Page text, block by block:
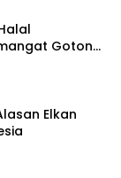
Gotong
Elkan